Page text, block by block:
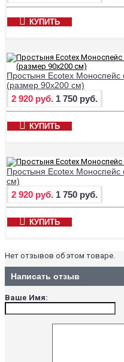
КУПИТЬ
Простыня Ecotex Моноспейс
(размер 90х200 см)
2 920 руб. 1 750 руб.
КУПИТЬ
Простыня Ecotex Моноспейс
см)
2 920 руб. 1 750 руб.
КУПИТЬ
Нет отзывов об этом товаре.
Написать отзыв
Ваше Имя: